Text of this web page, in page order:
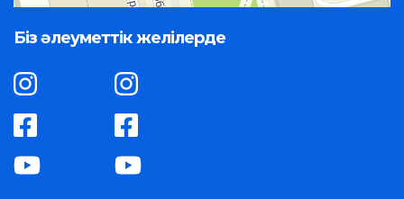
Біз әлеуметтік желілерде